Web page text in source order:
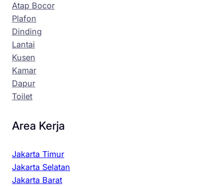
Atap Bocor
Plafon
Dinding
Lantai
Kusen
Kamar
Dapur
Toilet
Area Kerja
Jakarta Timur
Jakarta Selatan
Jakarta Barat